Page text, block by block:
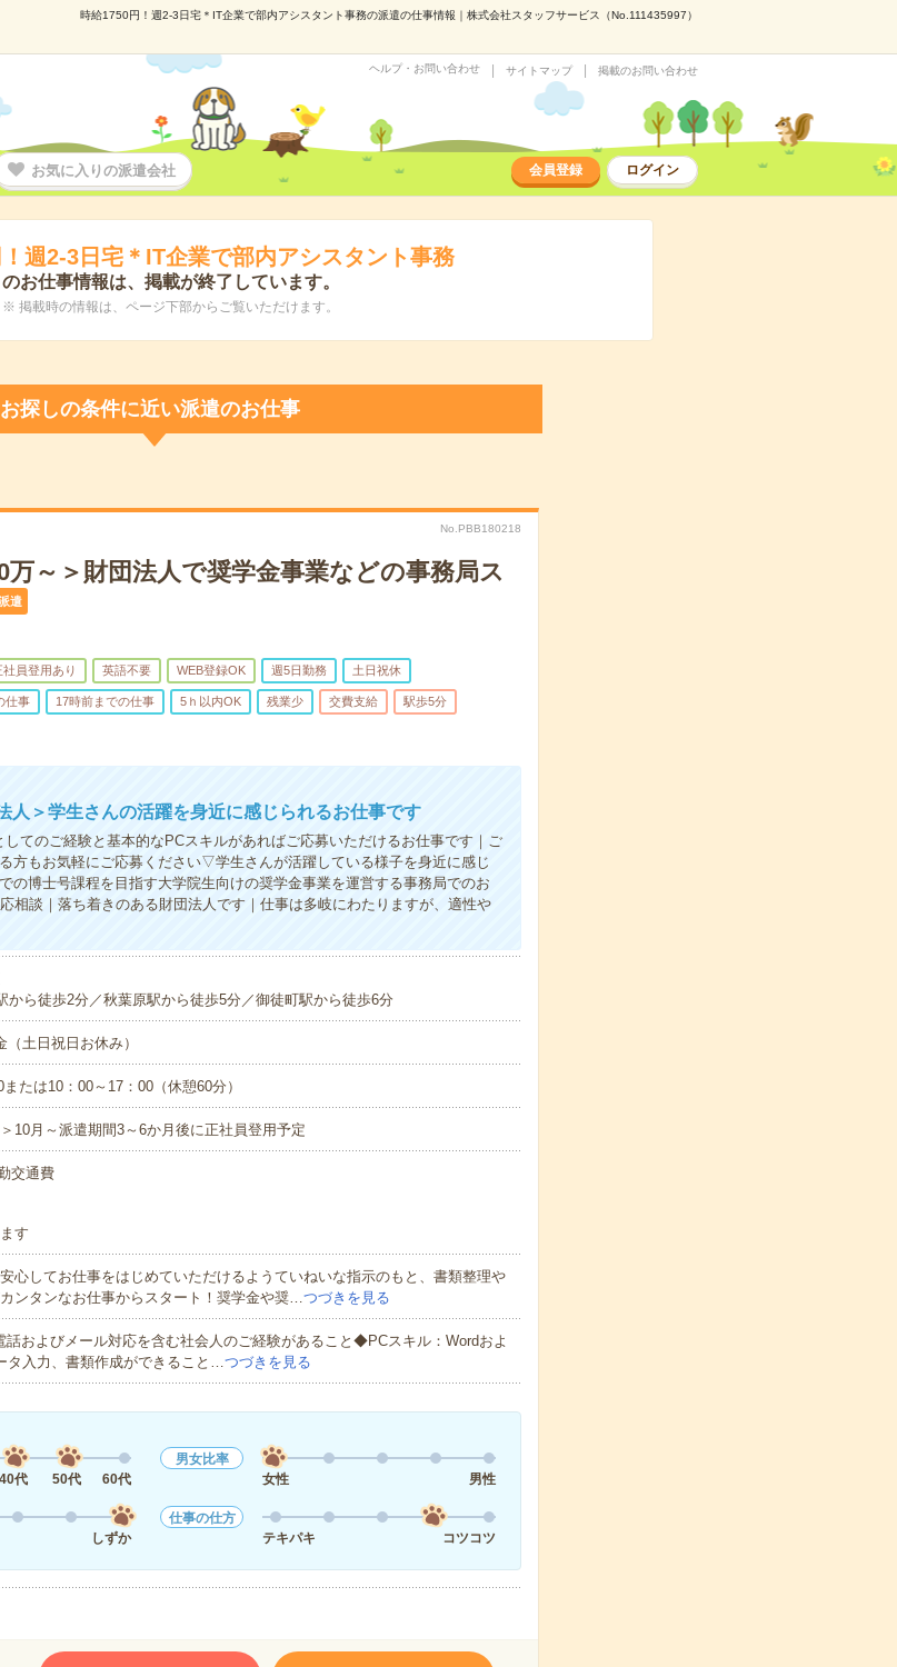
時給1750円！週2-3日宅＊IT企業で部内アシスタント事務の派遣の仕事情報｜株式会社スタッフサービス（No.111435997）
ヘルプ・お問い合わせ サイトマップ 掲載のお問い合わせ
お気に入りの派遣会社 会員登録 ログイン
週2-3日宅＊IT企業で部内アシスタント事務
のお仕事情報は、掲載が終了しています。
※ 掲載時の情報は、ページ下部からご覧いただけます。
お探しの条件に近い派遣のお仕事
No.PBB180218
万～＞財団法人で奨学金事業などの事務局ス
遣
社員登用あり 英語不要 WEB登録OK 週5日勤務 土日祝休
仕事 17時前までの仕事 5ｈ以内OK 残業少 交費支給 駅歩5分
人＞学生さんの活躍を身近に感じられるお仕事です
てのご経験と基本的なPCスキルがあればご応募いただけるお仕事です｜ご
方もお気軽にご応募ください▽学生さんが活躍している様子を身近に感じ
の博士号課程を目指す大学院生向けの奨学金事業を運営する事務局でのお
相談｜落ち着きのある財団法人です｜仕事は多岐にわたりますが、適性や
から徒歩2分／秋葉原駅から徒歩5分／御徒町駅から徒歩6分
（土日祝日お休み）
たは10：00～17：00（休憩60分）
10月～派遣期間3～6か月後に正社員登用予定
交通費
す
心してお仕事をはじめていただけるようていねいな指示のもと、書類整理や
ンタンなお仕事からスタート！奨学金や奨…つづきを見る
およびメール対応を含む社会人のご経験があること◆PCスキル：Wordおよ
タ入力、書類作成ができること…つづきを見る
40代 50代 60代
男女比率
女性
男性
しずか
仕事の仕方
テキパキ
コツコツ